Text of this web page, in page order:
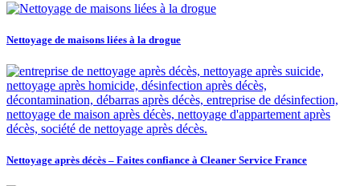
Nettoyage de maisons liées à la drogue
Nettoyage après décès – Faites confiance à Cleaner Service France